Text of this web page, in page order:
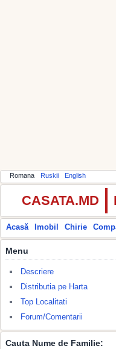
Romana Ruskii English
CASATA.MD
Acasă Imobil Chirie
Menu
Descriere
Distributia pe Harta
Top Localitati
Forum/Comentarii
Cauta Nume de Familie: